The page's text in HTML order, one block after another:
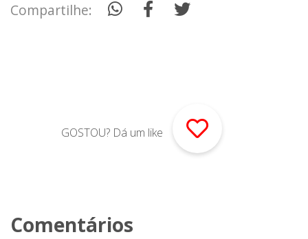
Compartilhe:
GOSTOU? Dá um like
Comentários